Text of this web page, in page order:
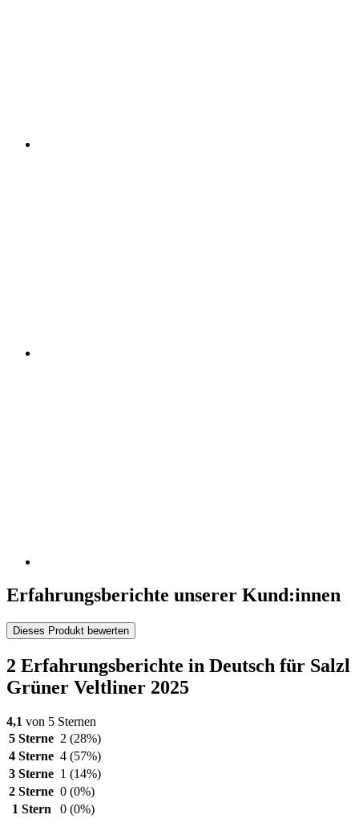
Erfahrungsberichte unserer Kund:innen
Dieses Produkt bewerten
2 Erfahrungsberichte in Deutsch für Salzl
Grüner Veltliner 2025
4,1 von 5 Sternen
5 Sterne 2 (28%)
4 Sterne 4 (57%)
3 Sterne 1 (14%)
2 Sterne 0 (0%)
1 Stern
0 (0%)